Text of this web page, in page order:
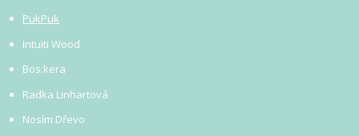
PukPuk
Intuiti Wood
Bos.kera
Radka Linhartová
Nosím Dřevo